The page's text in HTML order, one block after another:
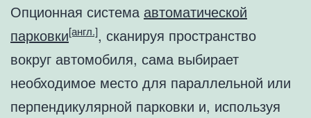
Опционная система автоматической
парковки[англ.], сканируя пространство
вокруг автомобиля, сама выбирает
необходимое место для параллельной или
перпендикулярной парковки и, используя